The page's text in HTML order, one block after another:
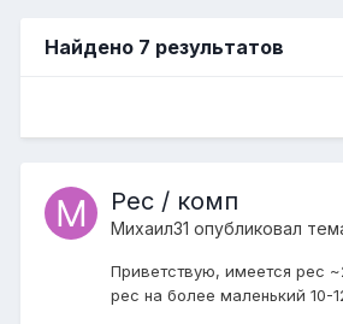
Найдено 7 результатов
Рес / комп
Михаил31 опубликовал
Приветствую, имеется рес
рес на более маленький 10-